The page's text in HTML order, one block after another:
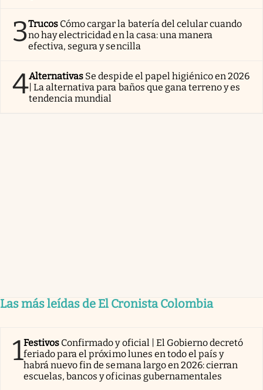
3Trucos Cómo cargar la batería del celular cuando
no hay electricidad en la casa: una manera
efectiva, segura y sencilla
4Alternativas Se despide el papel higiénico en 2026
| La alternativa para baños que gana terreno y es
tendencia mundial
Las más leídas de El Cronista Colombia
1Festivos Confirmado y oficial | El Gobierno decretó
feriado para el próximo lunes en todo el país y
habrá nuevo fin de semana largo en 2026: cierran
escuelas, bancos y oficinas gubernamentales